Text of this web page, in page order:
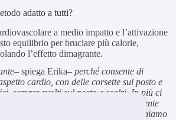
adatto a tutti?
a medio impatto e l’attivazione
equilibrio per bruciare più calorie,
l’effetto dimagrante.
– spiega Erika– perché consente di
cardio, con delle corsette sul posto e
sempre svolti sul posto e scalzi. In più ci
dimagrante, senza necessariamente
Al divertimento, quindi, manteniamo